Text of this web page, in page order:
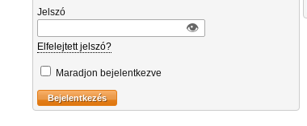
Jelszó
👁︎
Elfelejtett jelszó?
Maradjon bejelentkezve